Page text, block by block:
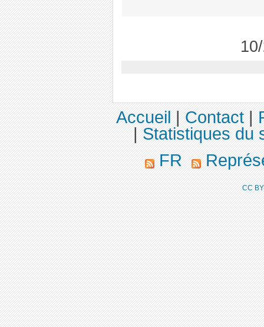
Accueil|Contact|
|Statistiques du
FR
CC